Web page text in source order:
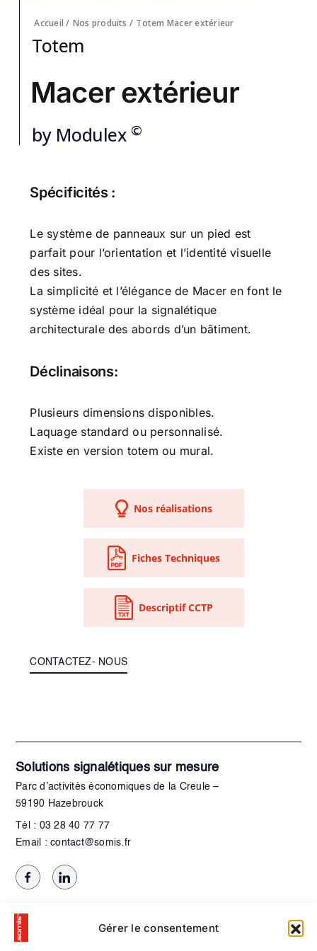
Gérer le consentement
Accueil / Nos produits / Totem Macer extérieur
Totem
Macer extérieur
by Modulex ©
Spécificités :
Le système de panneaux sur un pied est
parfait pour l’orientation et l’identité visuelle
des sites.
La simplicité et l’élégance de Macer en font le
système idéal pour la signalétique
architecturale des abords d’un bâtiment.
Déclinaisons:
Plusieurs dimensions disponibles.
Laquage standard ou personnalisé.
Existe en version totem ou mural.
Nos réalisations
Fiches Techniques
Descriptif CCTP
CONTACTEZ- NOUS
Solutions signalétiques sur mesure
Parc d’activités économiques de la Creule –
59190 Hazebrouck
Tél : 03 28 40 77 77
Email : contact@somis.fr